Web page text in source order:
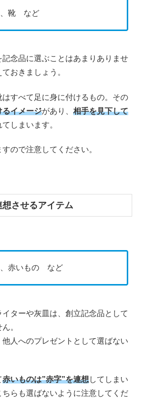
、靴 など
記念品に選ぶことはあまりありませ
おきましょう。
はすべて足に身に付けるもの。その
るイメージがあり、 相手を見下して
しまいます。
ので注意してください。
させるアイテム
、赤いもの など
イターや灰皿は、創立記念品として
。
人へのプレゼントとして選ばない
赤いものは”赤字”を連想してしまい
らも選ばないように注意してくだ